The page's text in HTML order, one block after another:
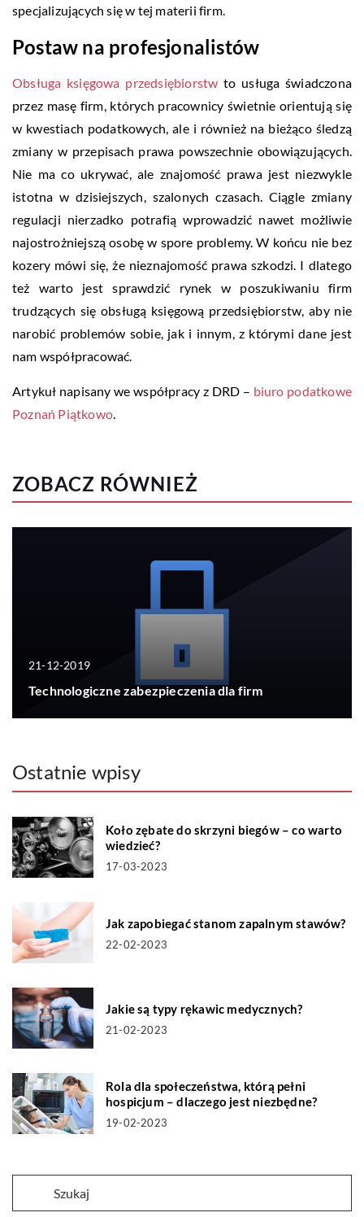
specjalizujących się w tej materii firm.
Postaw na profesjonalistów
Obsługa księgowa przedsiębiorstw to usługa świadczona
przez masę firm, których pracownicy świetnie orientują się
w kwestiach podatkowych, ale i również na bieżąco śledzą
zmiany w przepisach prawa powszechnie obowiązujących.
Nie ma co ukrywać, ale znajomość prawa jest niezwykle
istotna w dzisiejszych, szalonych czasach. Ciągle zmiany
regulacji nierzadko potrafią wprowadzić nawet możliwie
najostrożniejszą osobę w spore problemy. W końcu nie bez
kozery mówi się, że nieznajomość prawa szkodzi. I dlatego
też warto jest sprawdzić rynek w poszukiwaniu firm
trudzących się obsługą księgową przedsiębiorstw, aby nie
narobić problemów sobie, jak i innym, z którymi dane jest
nam współpracować.
Artykuł napisany we współpracy z DRD – biuro podatkowe
Poznań Piątkowo.
ZOBACZ RÓWNIEŻ
21-12-2019
Technologiczne zabezpieczenia dla firm
Ostatnie wpisy
Koło zębate do skrzyni biegów – co warto
wiedzieć?
17-03-2023
Jak zapobiegać stanom zapalnym stawów?
22-02-2023
Jakie są typy rękawic medycznych?
21-02-2023
Rola dla społeczeństwa, którą pełni
hospicjum – dlaczego jest niezbędne?
19-02-2023